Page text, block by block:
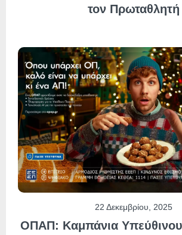
τον Πρωταθλητή
22 Δεκεμβρίου, 2025
ΟΠΑΠ: Καμπάνια Υπεύθινου